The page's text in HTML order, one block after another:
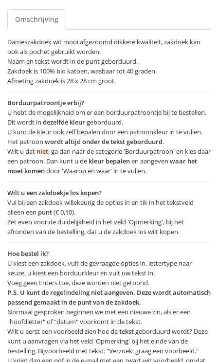
Omschrijving
Dameszakdoek wit mooi afgezoomd dikkere kwaliteit, zakdoek kan
ook als pochet gebruikt worden.
Naam en tekst wordt in de punt geborduurd.
Zakdoek is 100% bio katoen, wasbaar tot 40 graden.
Afmeting zakdoek is 28 x 28 cm groot.
Borduurpatroontje erbij?
U hebt de mogelijkheid om er een borduurpatroontje bij te bestellen.
Dit wordt in dezelfde kleurgeborduurd.
U kunt de kleur ook zelf bepalen door een patroonkleur in te vullen.
Het patroon wordt altijd onder de tekst geborduurd.
Wilt u dat niet, ga dan naar de categorie 'Borduurpatroon' en kies daar
een patroon. Dan kunt u de kleur bepalenen aangeven waar het
moet komendoor 'Waarop en waar' in te vullen.
Wilt u een zakdoekje los kopen?
Vul bij een zakdoek willekeurig de opties in en tik in het tekstveld
alleen een punt(€ 0,10).
Zet even voor de duidelijkheid in het veld 'Opmerking', bij het
afronden van de bestelling, dat u de zakdoek los wilt kopen.
Hoe bestel ik?
U kiest een zakdoek, vult de gevraagde opties in, lettertype naar
keuze, u kiest een borduurkleur en vult uw tekst in.
Voeg geen Enters toe, deze worden niet getoond.
P.S. U kunt de regelindeling niet aangeven. Deze wordt automatisch
passend gemaakt in de punt van de zakdoek.
Normaal gesproken beginnen we met een nieuwe zin, als er een
"hoofdletter" of "datum" voorkomt in de tekst.
Wilt u eerst een voorbeeld zien hoe detekstgeborduurd wordt? Deze
kunt u aanvragen via het veld 'Opmerking' bij het einde van de
bestelling. Bijvoorbeeld met tekst: "Verzoek: graag een voorbeeld."